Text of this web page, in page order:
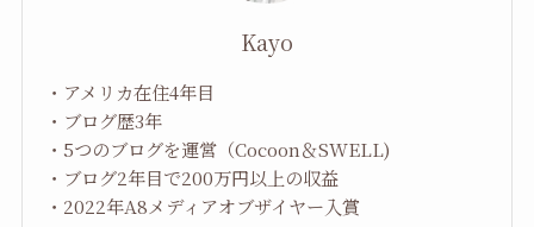
Kayo
・アメリカ在住4年目
・ブログ歴3年
・5つのブログを運営（Cocoon＆SWELL)
・ブログ2年目で200万円以上の収益
・2022年A8メディアオブザイヤー入賞